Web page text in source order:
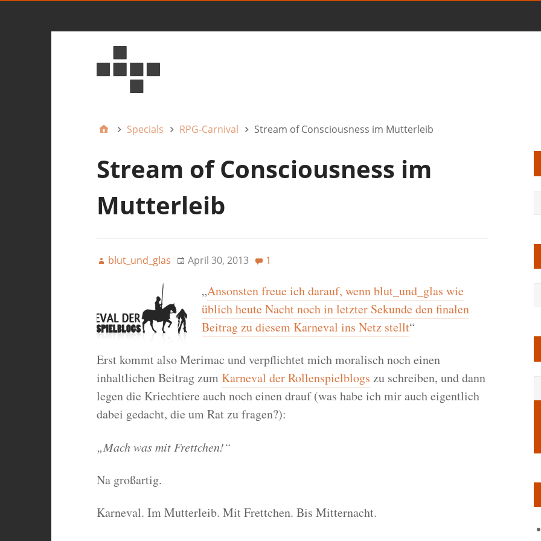
Specials RPG-Carnival Stream of Consciousness im Mutterleib
Stream of Consciousness im
Mutterleib
blut_und_glas April 30, 2013 1
„Ansonsten freue ich darauf, wenn blut_und_glas wie
üblich heute Nacht noch in letzter Sekunde den finalen
Beitrag zu diesem Karneval ins Netz stellt“
Erst kommt also Merimac und verpflichtet mich moralisch noch einen
inhaltlichen Beitrag zumKarneval der Rollenspielblogs zu schreiben, und dann
legen die Kriechtiere auch noch einen drauf (was habe ich mir auch eigentlich
dabei gedacht, die um Rat zu fragen?):
„Mach was mit Frettchen!“
Na großartig.
Karneval. Im Mutterleib. Mit Frettchen. Bis Mitternacht.